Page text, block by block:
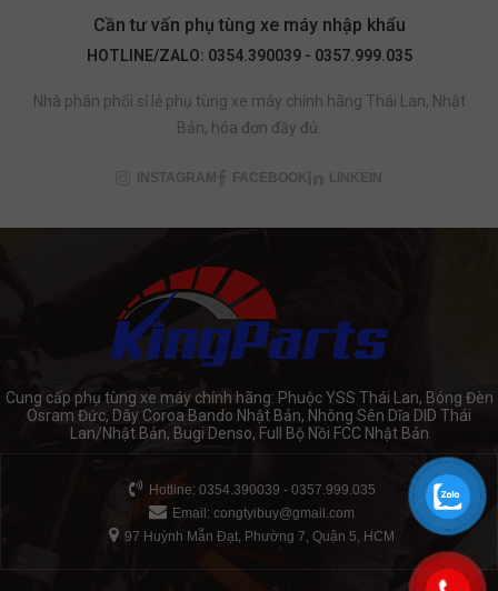
Cần tư vấn phụ tùng xe máy nhập khẩu
HOTLINE/ZALO: 0354.390039 - 0357.999.035
Nhà phân phối sỉ lẻ phụ tùng xe máy chính hãng Thái Lan, Nhật
Bản, hóa đơn đầy đủ.
INSTAGRAM FACEBOOK LINKEIN
Cung cấp phụ tùng xe máy chính hãng: Phuộc YSS Thái Lan, Bóng Đèn
Osram Đức, Dây Coroa Bando Nhật Bản, Nhông Sên Dĩa DID Thái
Lan/Nhật Bản, Bugi Denso, Full Bộ Nồi FCC Nhật Bản
Hotline: 0354.390039 - 0357.999.035
Email: congtyibuy@gmail.com
97 Huỳnh Mẫn Đạt, Phường 7, Quận 5, HCM